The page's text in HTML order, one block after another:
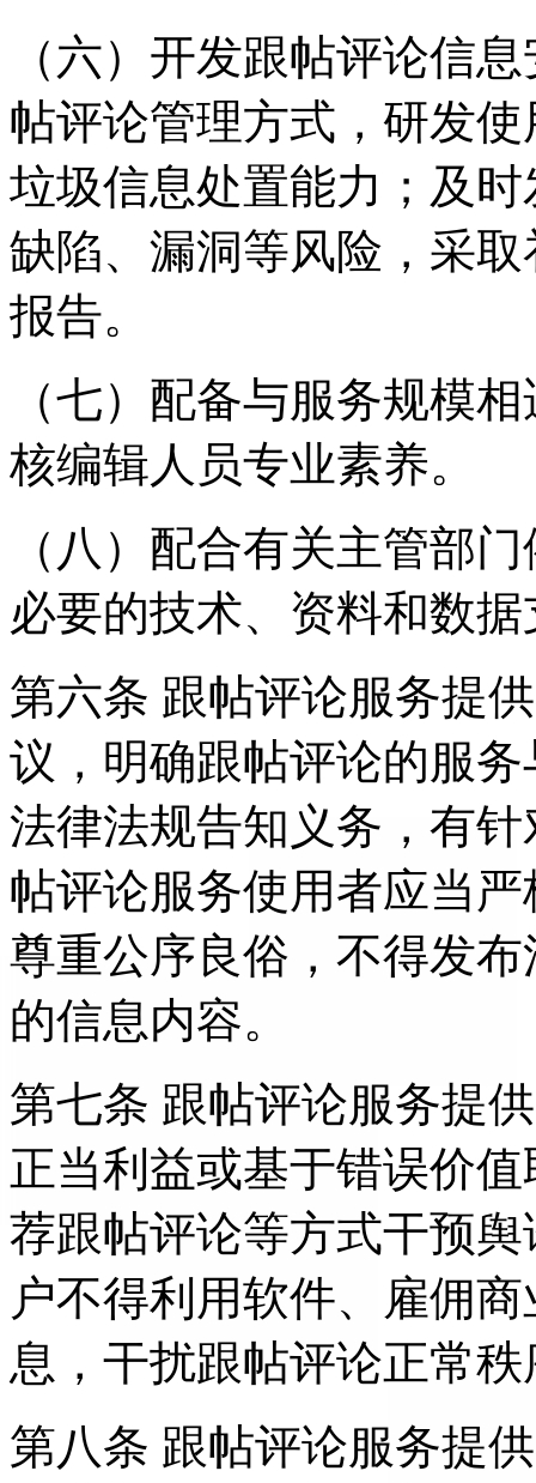
（六）开发跟帖评论信
帖评论管理方式，研发
垃圾信息处置能力；及
缺陷、漏洞等风险，采
报告。
（七）配备与服务规模
核编辑人员专业素养。
（八）配合有关主管部
必要的技术、资料和数
第六条 跟帖评论服务提
议，明确跟帖评论的服
法律法规告知义务，有
帖评论服务使用者应当
尊重公序良俗，不得发
的信息内容。
第七条 跟帖评论服务提
正当利益或基于错误价
荐跟帖评论等方式干预
户不得利用软件、雇佣
息，干扰跟帖评论正常
第八条 跟帖评论服务提